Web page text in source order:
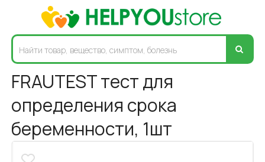
FRAUTEST тест для
определения срока
беременности, 1шт